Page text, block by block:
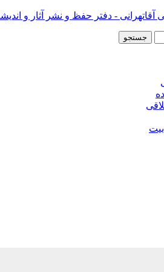
آقاتهرانی - دفتر حفظ و نشر آثار و